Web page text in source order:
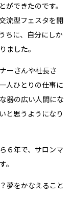
できたのです。
流型フェスタを開
ちに、自分にしか
ました。
ーさんや社長さ
人ひとりの仕事に
器の広い人間にな
と思うようになり
６年で、サロンマ
。
夢をかなえること